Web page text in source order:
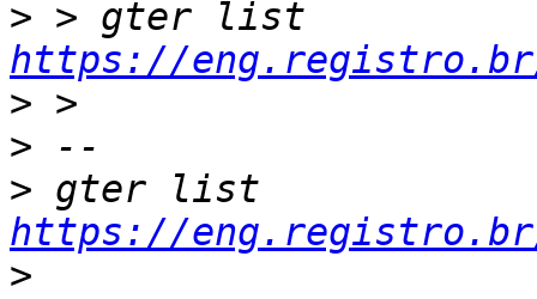
>
https://
>
>
>
https://
>